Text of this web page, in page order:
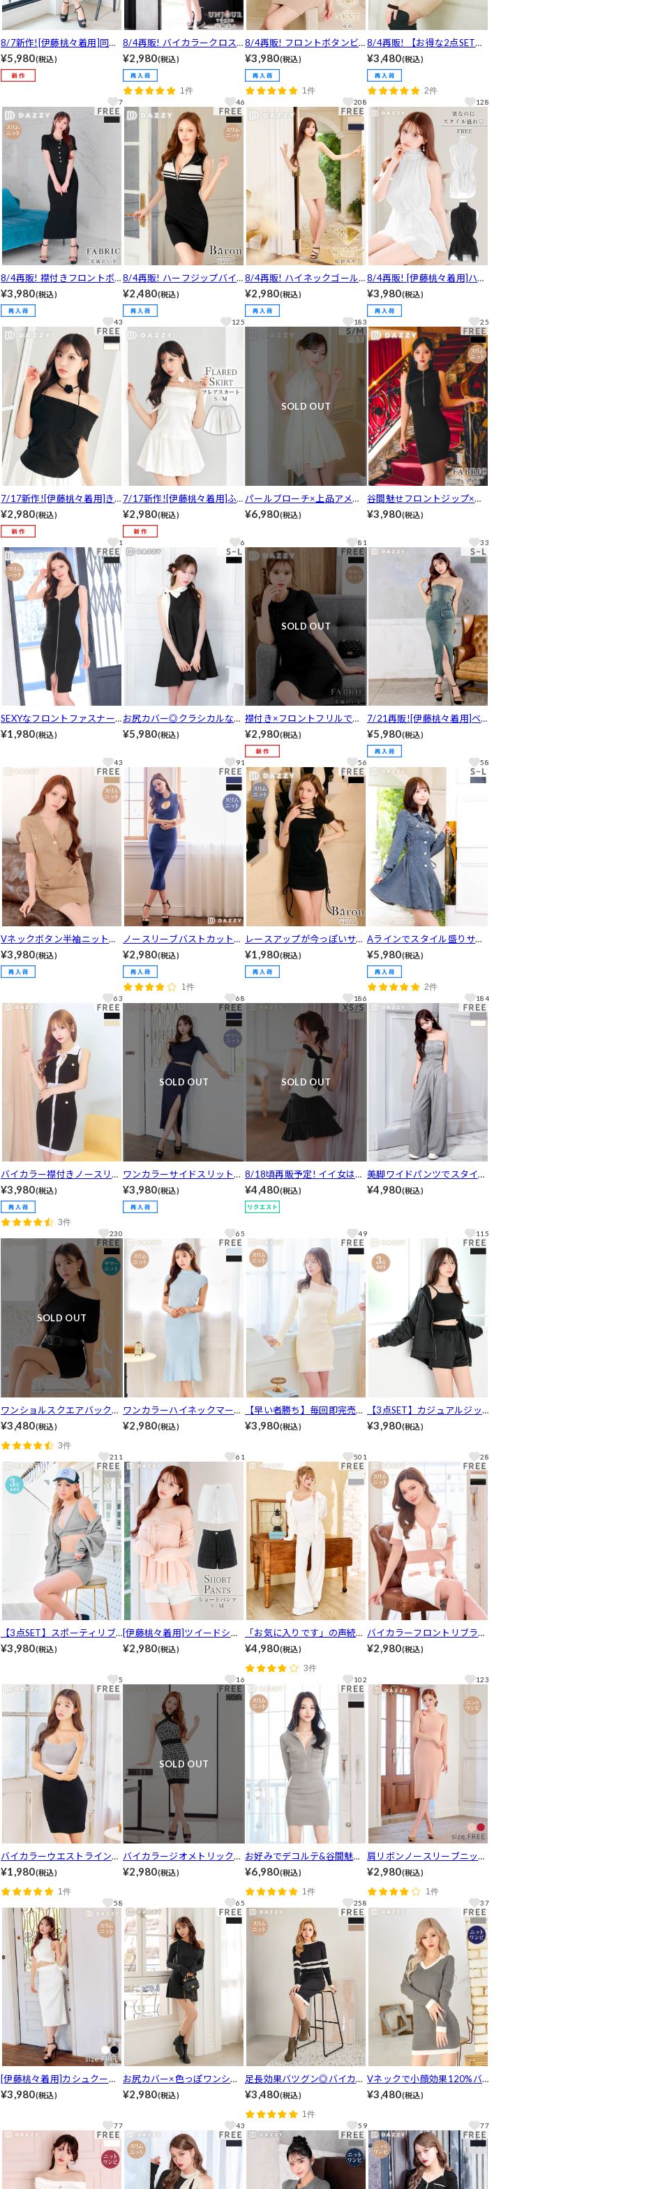
8/7新作![伊藤桃々着用]同
伴・店内でもOK！ベルト付
きベアトッププリーツワンピ
ース[SM/2サイズ展開][カジ
¥5,980(税込)
7
8/4再販! バイカラークロス
ラインスリットニットワンピ
ース[カジュアル/dazzy close
t]
¥2,980(税込)
1件
46
8/4再販! フロントボタンビ
ジューバイカラーニットワン
ピース[カジュアル/dazzy clo
set]
¥3,980(税込)
1件
208
8/4再販! 【お得な2点SET】
モノトーンノーカラー長袖カ
ーディガン＆ニットワンピー
ス[カジュアル/dazzy closet]
¥3,480(税込)
2件
128
8/4再販! 襟付きフロントボ
タンリブニットロング丈ワン
ピース[カジュアル/dazzy clo
set]
¥3,980(税込)
43
8/4再販! ハーフジップバイ
カラーノースリーブニットワ
ンピース[カジュアル/dazzy c
loset]
¥2,480(税込)
125
8/4再販! ハイネックゴール
ドビジューリブニットワンピ
ース[カジュアル/dazzy close
t]
¥2,980(税込)
183
8/4再販! [伊藤桃々着用]ハイ
ネックノースリーブウエスト
リボンブラウス[カジュアル/
dazzy closet]
¥3,980(税込)
25
7/17新作![伊藤桃々着用]き
れいめフェミニン♪着回し抜
群!ドレープオフショルダー
トップス[カジュアル/dazzy c
loset]
¥2,980(税込)
1
7/17新作![伊藤桃々着用]ふ
んわりボリュームフレア♪タ
ックフレスカート[SM/2サイ
ズ展開][カジュアル/dazzy cl
oset]
¥2,980(税込)
6
SOLD OUT
パールブローチ×上品アメス
リ♪高見えドレープチュール
[カジュアル/dazzy closet]
¥6,980(税込)
81
谷間魅せフロントジップ×サ
マーニット♪ぴたっと着やせ
¥3,980(税込)
33
SEXYなフロントファスナー
スリットニットワンピース
¥1,980(税込)
43
お尻カバー◎クラシカルなバ
イカラーサイドネックリボン
ル/dazzy closet][SML/3サイ
ズ展開]
¥5,980(税込)
91
SOLD OUT
襟付き×フロントフリルで好
感度バツグン♪すっきり細見
えを叶えるミニ丈ワンピース
[カジュアル/dazzy closet]
¥2,980(税込)
56
7/21再販![伊藤桃々着用]ベ
アトップスリットデニムタイ
トワンピース[SML/3サイズ
展開][カジュアル/dazzy clos
et]
¥5,980(税込)
58
Vネックボタン半袖ニットワ
ンピース[カジュアル/dazzy c
loset]
¥3,980(税込)
63
ノースリーブバストカットリ
ブニットワンピース[カジュ
アル/dazzy closet]
¥2,980(税込)
1件
68
レースアップが今っぽいサイ
ドギャザーSEXYリボン半袖
ニットワンピース[カジュア
ル/dazzy closet]
¥1,980(税込)
186
Aラインでスタイル盛りサイ
ドレースアップ長袖デニムワ
ンピース[カジュアル/dazzy c
loset][SML/3サイズ展開]
¥5,980(税込)
2件
184
バイカラー襟付きノースリー
ブニットワンピース[カジュ
アル/dazzy closet]
¥3,980(税込)
3件
230
SOLD OUT
ワンカラーサイドスリットタ
イト半袖リブニットセットア
ップ[カジュアル/dazzy close
t]
¥3,980(税込)
65
SOLD OUT
8/18頃再販予定! イイ女は後
姿でも魅せるリボンホルター
ネックトップス＆ミニティア
ードスカートセットアップ
[カジュアル/dazzy closet]
【入荷通知登録推奨】
¥4,480(税込)
49
美脚ワイドパンツでスタイル
UP♪フロントボタンベアト
¥4,980(税込)
115
SOLD OUT
ワンショルスクエアバックル
ベルト付きニットワンピース
藤桃々着用]
¥3,480(税込)
3件
211
ワンカラーハイネックマーメ
イドニットワンピース[カジ
¥2,980(税込)
61
【早い者勝ち】毎回即完売す
るアシメシアーフリルヘム長
¥3,980(税込)
501
【3点SET】カジュアルジッ
プパーカー&キャミソール&
¥3,980(税込)
28
【3点SET】スポーティリブ
パーカー&トップス&ショー
¥3,980(税込)
5
[伊藤桃々着用]ツイードショ
ートパンツ[カジュアル/dazz
¥2,980(税込)
16
「お気に入りです」の声続
出![3点セット]ワンカラージ
ップカーディガン＆キャミソ
ール＆ワイドニットパンツ
[カジュアル/dazzy closet]
¥4,980(税込)
3件
102
バイカラーフロントリブライ
ン半袖ニットワンピース[カ
¥2,980(税込)
123
バイカラーウエストラインリ
ブニット半袖ワンピース[カ
¥1,980(税込)
1件
58
SOLD OUT
バイカラージオメトリックホ
ルターネックニットワンピー
¥2,980(税込)
65
お好みでデコルテ&谷間魅せ
できる襟付き長袖リブニット
y closet]
¥6,980(税込)
1件
258
肩リボンノースリーブニット
ワンピース
¥2,980(税込)
1件
37
[伊藤桃々着用]カシュクール
アメスリニットタイト膝丈セ
¥3,980(税込)
77
お尻カバー×色っぽワンショ
ル♪ リボン付き長袖Aライン
¥2,980(税込)
43
足長効果バツグン◎バイカラ
ーライン長袖リブニットワン
ピース[カジュアル/dazzy clo
set]
¥3,480(税込)
1件
59
Vネックで小顔効果120%バ
イカラー襟付きVネック長袖
¥3,480(税込)
77